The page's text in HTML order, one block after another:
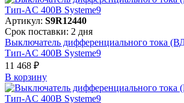
Артикул: S9R12440
Срок поставки: 2 дня
Выключатель дифференциального тока
Тип-AC 400В Systeme9
11 468 ₽
В корзинy